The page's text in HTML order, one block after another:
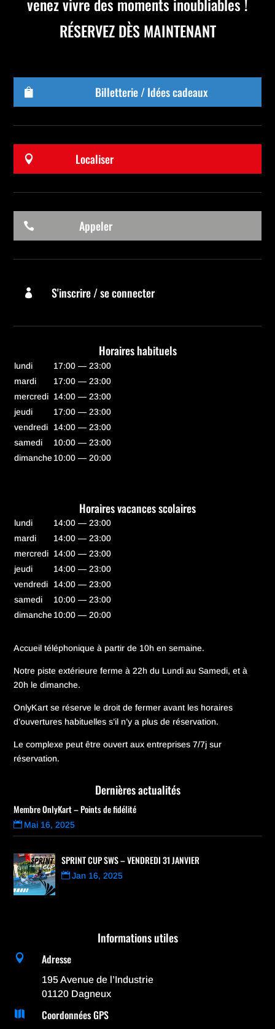
RÉSERVEZ DÈS MAINTENANT
 Billetterie / Idées cadeaux
 Localiser
 Appeler
 S'inscrire / se connecter
Horaires habituels
lundi
17:00 — 23:00
mardi
17:00 — 23:00
mercredi 14:00 — 23:00
jeudi
17:00 — 23:00
vendredi
14:00 — 23:00
samedi
10:00 — 23:00
dimanche10:00 — 20:00
Horaires vacances scolaires
lundi
14:00 — 23:00
mardi
14:00 — 23:00
mercredi 14:00 — 23:00
jeudi
14:00 — 23:00
vendredi
14:00 — 23:00
samedi
10:00 — 23:00
dimanche10:00 — 20:00
Accueil téléphonique à partir de 10h en semaine.
Notre piste extérieure ferme à 22h du Lundi au Samedi, et à
20h le dimanche.
OnlyKart se réserve le droit de fermer avant les horaires
d’ouvertures habituelles s’il n’y a plus de réservation.
Le complexe peut être ouvert aux entreprises 7/7j sur
réservation.
Dernières actualités
Membre OnlyKart – Points de fidélité
Mai 16, 2025
SPRINT CUP SWS – VENDREDI 31 JANVIER
Jan 16, 2025
Informations utiles
 Adresse
195 Avenue de l’Industrie
01120 Dagneux
 Coordonnées GPS